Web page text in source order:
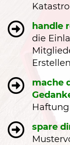
handle
die
mache
spare